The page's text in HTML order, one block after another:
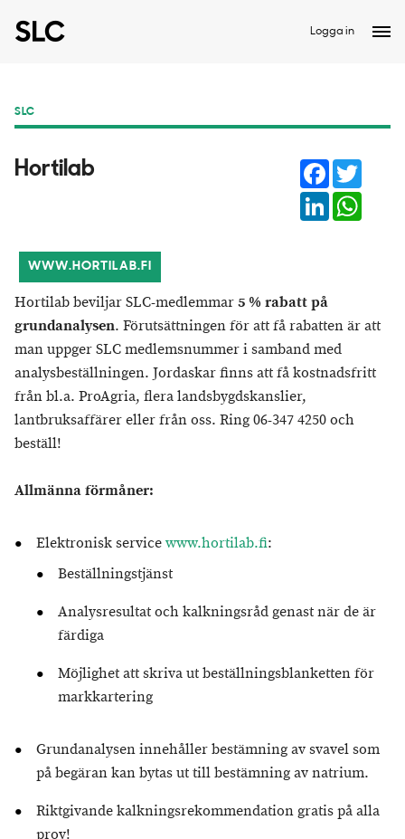
Logga in
SLC
​Hortilab Facebook
LinkedIn
WWW.HORTILAB.FI
Hortilab beviljar SLC-medlemmar5 % rabatt på
grundanalysen. Förutsättningen för att få rabatten är att
man uppger SLC medlemsnummer i samband med
analysbeställningen. Jordaskar finns att få kostnadsfritt
från bl.a. ProAgria, flera landsbygdskanslier,
lantbruksaffärer eller från oss. Ring 06-347 4250 och
beställ!
Allmänna förmåner:
Elektronisk servicewww.hortilab.fi:
Beställningstjänst
Analysresultat och kalkningsråd genast när de är
färdiga
Möjlighet att skriva ut beställningsblanketten för
markkartering
Grundanalysen innehåller bestämning av svavel som
på begäran kan bytas ut till bestämning av natrium.
Riktgivande kalkningsrekommendation gratis på alla
prov!